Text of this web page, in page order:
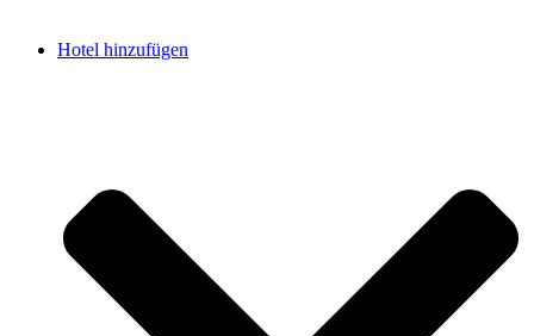
Hotel hinzufügen